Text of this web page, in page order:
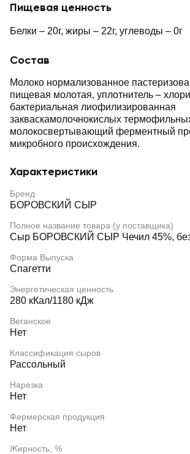
Пищевая ценность
Белки – 20г, жиры – 22г, углеводы – 0г
Состав
Молоко нормализованное
пищевая молотая, уплотнитель –
бактериальная лиофилизированная
закваскамолочнокислых
молокосвертывающий ферментный
микробного происхождения.
Характеристики
Бренд
БОРОВСКИЙ СЫР
Полное название товара (у поставщика)
Сыр БОРОВСКИЙ СЫР Чечил 45%, без
Форма Выпуска
Спагетти
Энергетическая ценность
280 кКал/1180 кДж
Веганское
Нет
Классификация сыров
Рассольный
Нарезка
Нет
Фермерская продукция
Нет
Жирность, %